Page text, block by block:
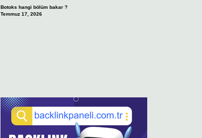
Botoks hangi bölüm bakar ?
Temmuz 17, 2026